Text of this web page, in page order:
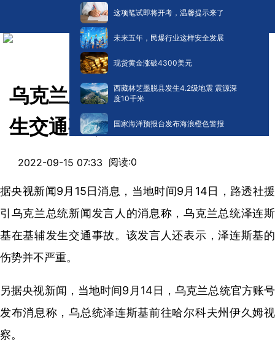
这项笔试即将开考，温馨提示来了
未来五年，民爆行业这样安全发展
现货黄金涨破4300美元
西藏林芝墨脱县发生4.2级地震 震源深
度10千米
国家海洋预报台发布海浪橙色警报
乌克兰总统泽连斯基在基辅发
生交通事故
2022-09-15 07:33 阅读:0
据央视新闻9月15日消息，当地时间9月14日，路透社援
引乌克兰总统新闻发言人的消息称，乌克兰总统泽连斯
基在基辅发生交通事故。该发言人还表示，泽连斯基的
伤势并不严重。
另据央视新闻，当地时间9月14日，乌克兰总统官方账号
发布消息称，乌总统泽连斯基前往哈尔科夫州伊久姆视
察。